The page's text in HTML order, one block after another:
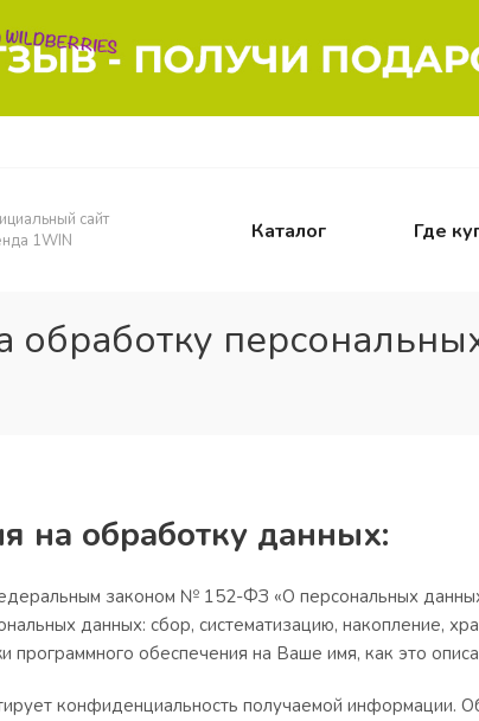
сайт
1WIN
Каталог Где
обработку
на обработку данных:
законом № 152-ФЗ «О персональных
данных: сбор, систематизацию, накопление,
программного обеспечения на Ваше имя, как это
конфиденциальность получаемой информации.